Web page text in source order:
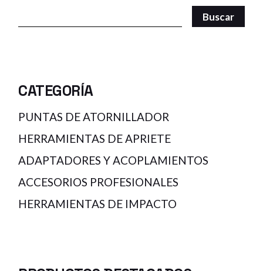
Buscar
CATEGORÍA
PUNTAS DE ATORNILLADOR
HERRAMIENTAS DE APRIETE
ADAPTADORES Y ACOPLAMIENTOS
ACCESORIOS PROFESIONALES
HERRAMIENTAS DE IMPACTO